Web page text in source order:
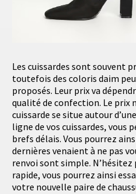
Les cuissardes sont souvent
toutefois des coloris daim
proposés. Leur prix va
qualité de confection. Le prix
cuissarde se situe autour
ligne de vos cuissardes, vous
brefs délais. Vous pourrez
dernières venaient à ne pas
renvoi sont simple.
rapide, vous pourrez ainsi
votre nouvelle paire de